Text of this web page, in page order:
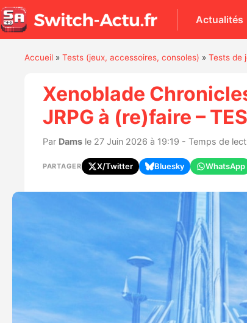
Actualités
Accueil» Tests (jeux, accessoires, consoles) » Tests de
Xenoblade
JRPG à (re)faire –
Par Damsle 27 Juin 2026 à 19:19 - Temps de
PARTAGER X/Twitter Bluesky WhatsApp